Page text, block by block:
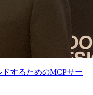
ドするためのMCPサー